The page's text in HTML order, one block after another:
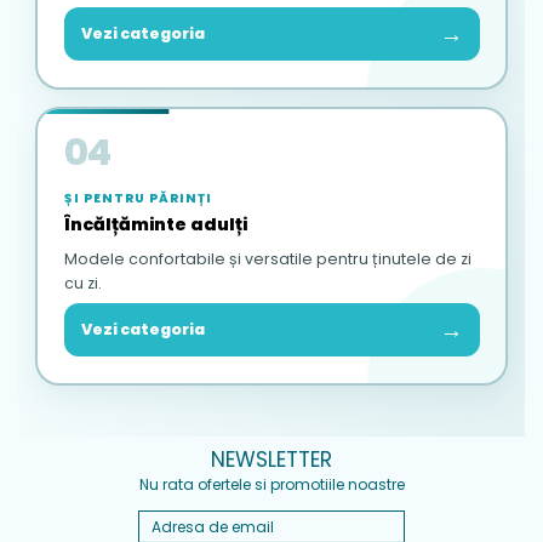
Vezi categoria →
04
ȘI PENTRU PĂRINȚI
Încălțăminte adulți
Modele confortabile și versatile pentru ținutele de zi
cu zi.
Vezi categoria →
NEWSLETTER
Nu rata ofertele si promotiile noastre